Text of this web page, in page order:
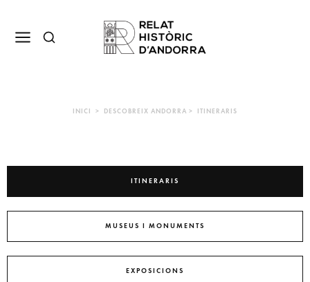
INICI > DESCOBREIX ANDORRA > ITINERARIS
ITINERARIS
MUSEUS I MONUMENTS
EXPOSICIONS